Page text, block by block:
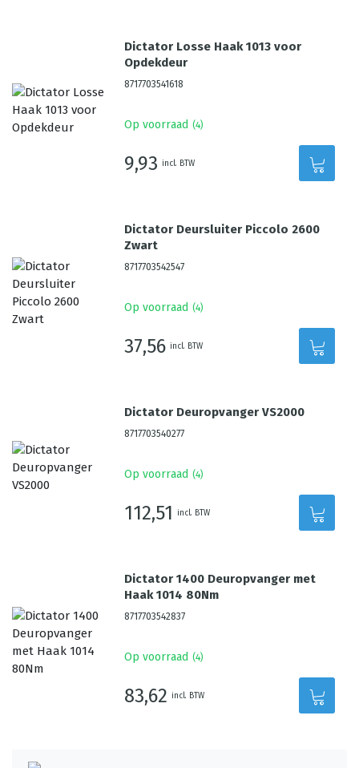
Dictator Losse Haak 1013 voor
Opdekdeur
8717703541618
Op voorraad (4)
9,93 incl. BTW
Dictator Deursluiter Piccolo 2600
Zwart
8717703542547
Op voorraad (4)
37,56 incl. BTW
Dictator Deuropvanger VS2000
8717703540277
Op voorraad (4)
112,51 incl. BTW
Dictator 1400 Deuropvanger met
Haak 1014 80Nm
8717703542837
Op voorraad (4)
83,62 incl. BTW